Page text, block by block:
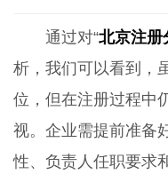
通过对“北京注册
析，我们可以看到，
位，但在注册过程中
视。企业需提前准备
性、负责人任职要求